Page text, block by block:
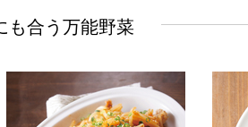
も合う万能野菜